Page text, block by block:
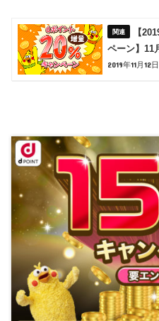
【
ペーン】11
2019年11月12日